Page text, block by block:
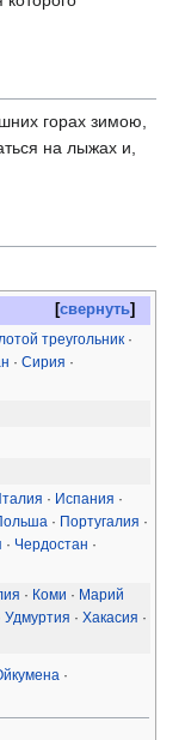
горах зимою,
на лыжах и,
свернуть
треугольник ·
· Сирия ·
· Испания ·
· Португалия ·
· Чердостан ·
· Коми · Марий
Удмуртия · Хакасия ·
·